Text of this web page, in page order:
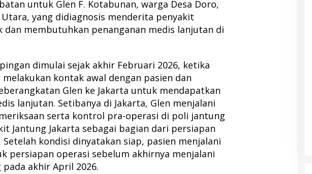
untuk Glen F. Kotabunan, warga Desa Doro,
Utara, yang didiagnosis menderita penyakit
dan membutuhkan penanganan medis lanjutan di
dimulai sejak akhir Februari 2026, ketika
kontak awal dengan pasien dan
Glen ke Jakarta untuk mendapatkan
lanjutan. Setibanya di Jakarta, Glen menjalani
serta kontrol pra-operasi di poli jantung
Jantung Jakarta sebagai bagian dari persiapan
kondisi dinyatakan siap, pasien menjalani
persiapan operasi sebelum akhirnya menjalani
akhir April 2026.